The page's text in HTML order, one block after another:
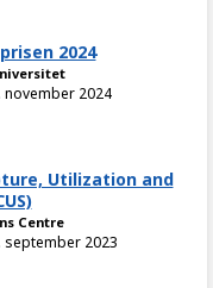
2024
november 2024
Utilization and
Centre
september 2023